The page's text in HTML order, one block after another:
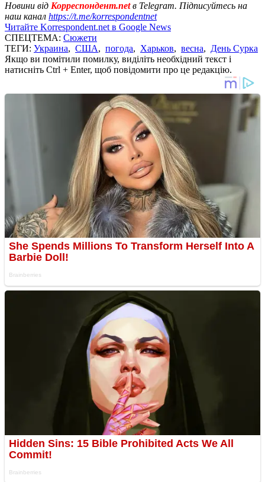
Новини від Корреспондент.netв Telegram. Підписуйтесь на
наш канал https://t.me/korrespondentnet
Читайте Korrespondent.net в Google News
СПЕЦТЕМА: Сюжети
ТЕГИ: Украина, США, погода, Харьков, весна, День Сурка
Якщо ви помітили помилку, виділіть необхідний текст і
натисніть Ctrl + Enter, щоб повідомити про це редакцію.